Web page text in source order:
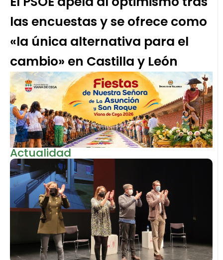
las encuestas y se ofrece como
«la única alternativa para el
cambio» en Castilla y León
Actualidad